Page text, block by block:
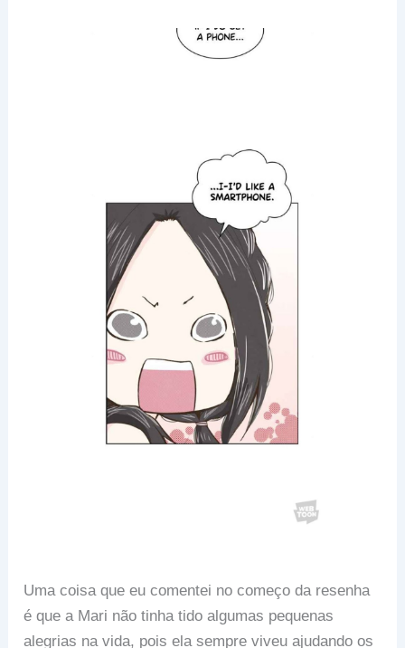
Uma coisa que eu comentei no começo da resenha
é que a Mari não tinha tido algumas pequenas
alegrias na vida, pois ela sempre viveu ajudando os